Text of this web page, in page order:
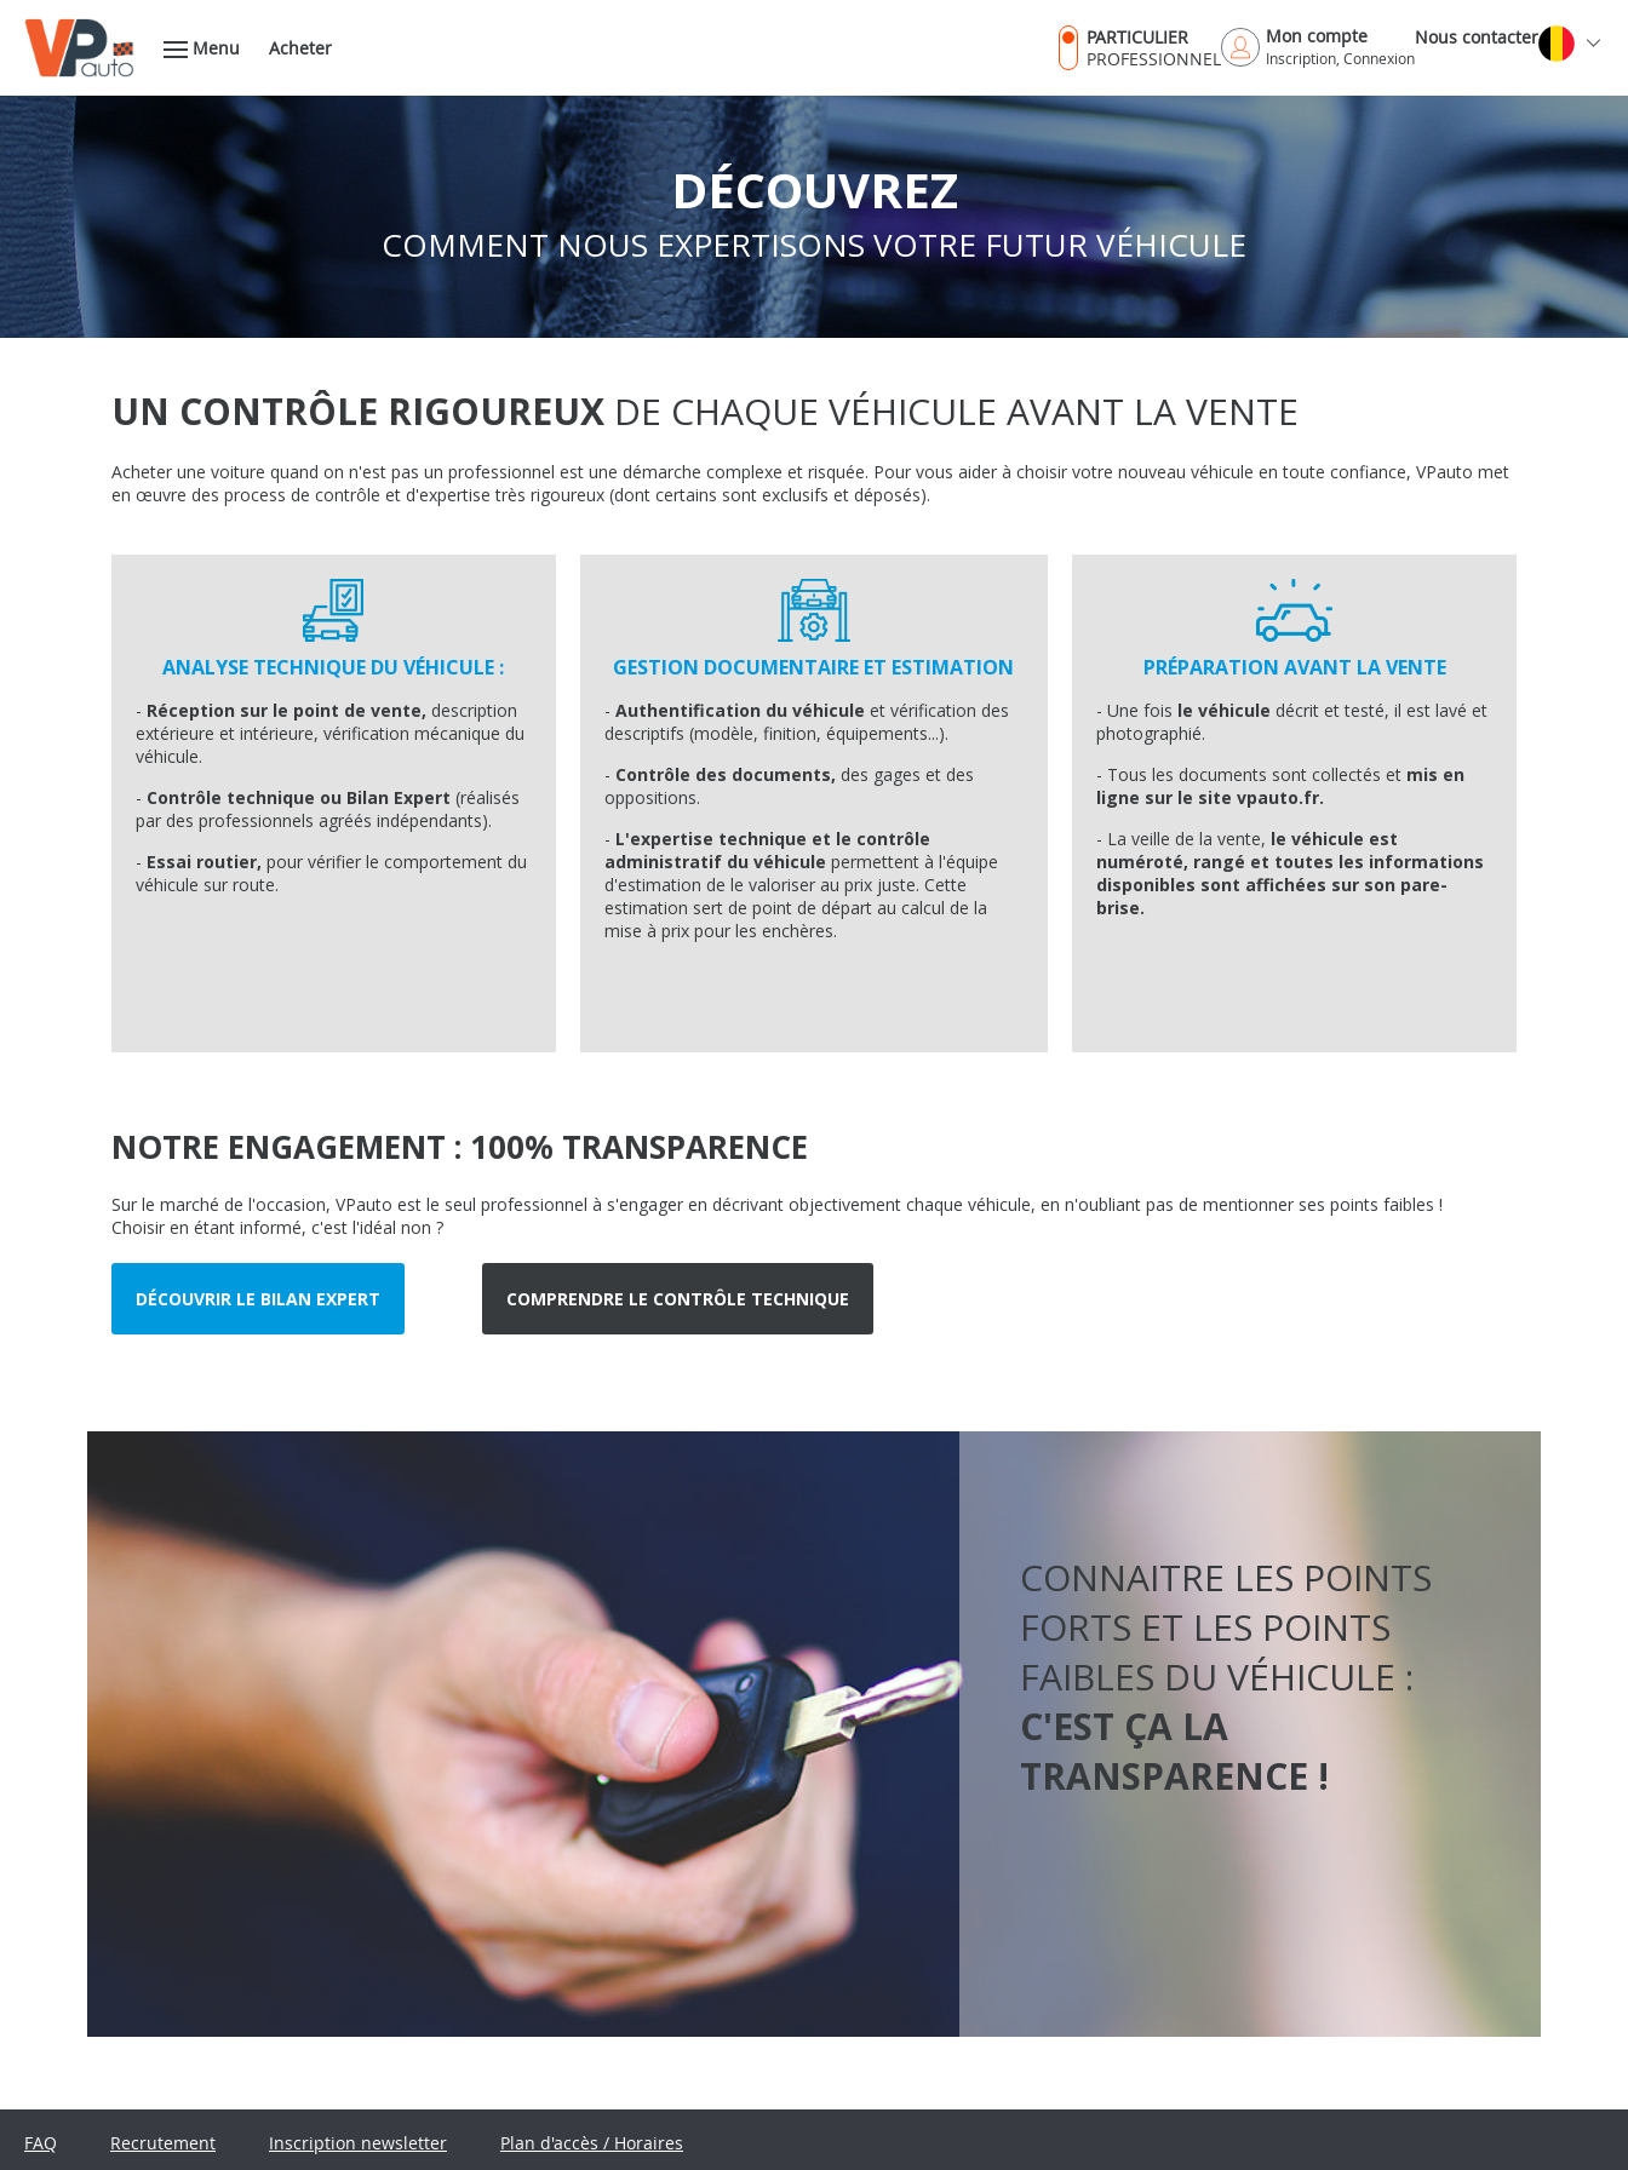
Menu Acheter
PARTICULIER
PROFESSIONNEL
Mon compte
Inscription, Connexion
Nous contacter
DÉCOUVREZ
COMMENT NOUS EXPERTISONS VOTRE FUTUR VÉHICULE
UN CONTRÔLE RIGOUREUX DE CHAQUE VÉHICULE AVANT LA VENTE
Acheter une voiture quand on n'est pas un professionnel est une démarche complexe et risquée. Pour vous aider à choisir votre nouveau véhicule en toute confiance, VPauto met
en œuvre des process de contrôle et d'expertise très rigoureux (dont certains sont exclusifs et déposés).
ANALYSE TECHNIQUE DU VÉHICULE :
- Réception sur le point de vente, description
extérieure et intérieure, vérification mécanique du
véhicule.
- Contrôle technique ou Bilan Expert (réalisés
par des professionnels agréés indépendants).
- Essai routier, pour vérifier le comportement du
véhicule sur route.
GESTION DOCUMENTAIRE ET ESTIMATION
- Authentification du véhicule et vérification des
descriptifs (modèle, finition, équipements...).
- Contrôle des documents, des gages et des
oppositions.
- L'expertise technique et le contrôle
administratif du véhicule permettent à l'équipe
d'estimation de le valoriser au prix juste. Cette
estimation sert de point de départ au calcul de la
mise à prix pour les enchères.
PRÉPARATION AVANT LA VENTE
- Une fois le véhicule décrit et testé, il est lavé et
photographié.
- Tous les documents sont collectés et mis en
ligne sur le site vpauto.fr.
- La veille de la vente, le véhicule est
numéroté, rangé et toutes les informations
disponibles sont affichées sur son pare-
brise.
NOTRE ENGAGEMENT : 100% TRANSPARENCE
Sur le marché de l'occasion, VPauto est le seul professionnel à s'engager en décrivant objectivement chaque véhicule, en n'oubliant pas de mentionner ses points faibles !
Choisir en étant informé, c'est l'idéal non ?
DÉCOUVRIR LE BILAN EXPERT COMPRENDRE LE CONTRÔLE TECHNIQUE
CONNAITRE LES POINTS
FORTS ET LES POINTS
FAIBLES DU VÉHICULE :
C'EST ÇA LA
TRANSPARENCE !
FAQ Recrutement Inscription newsletter Plan d'accès / Horaires